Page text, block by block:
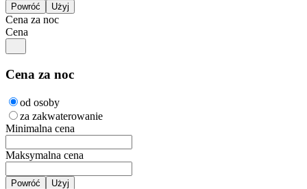
Cena za noc
Cena
Cena za noc
od osoby
za zakwaterowanie
Minimalna cena
Maksymalna cena